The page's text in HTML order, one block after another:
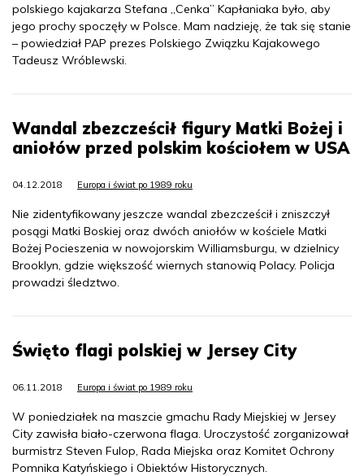
polskiego kajakarza Stefana „Cenka” Kapłaniaka było, aby
jego prochy spoczęły w Polsce. Mam nadzieję, że tak się stanie
– powiedział PAP prezes Polskiego Związku Kajakowego
Tadeusz Wróblewski.
Wandal zbezcześcił figury Matki Bożej i
aniołów przed polskim kościołem w USA
04.12.2018 Europa i świat po 1989 roku
Nie zidentyfikowany jeszcze wandal zbezcześcił i zniszczył
posągi Matki Boskiej oraz dwóch aniołów w kościele Matki
Bożej Pocieszenia w nowojorskim Williamsburgu, w dzielnicy
Brooklyn, gdzie większość wiernych stanowią Polacy. Policja
prowadzi śledztwo.
Święto flagi polskiej w Jersey City
06.11.2018 Europa i świat po 1989 roku
W poniedziałek na maszcie gmachu Rady Miejskiej w Jersey
City zawisła biało-czerwona flaga. Uroczystość zorganizował
burmistrz Steven Fulop, Rada Miejska oraz Komitet Ochrony
Pomnika Katyńskiego i Obiektów Historycznych.